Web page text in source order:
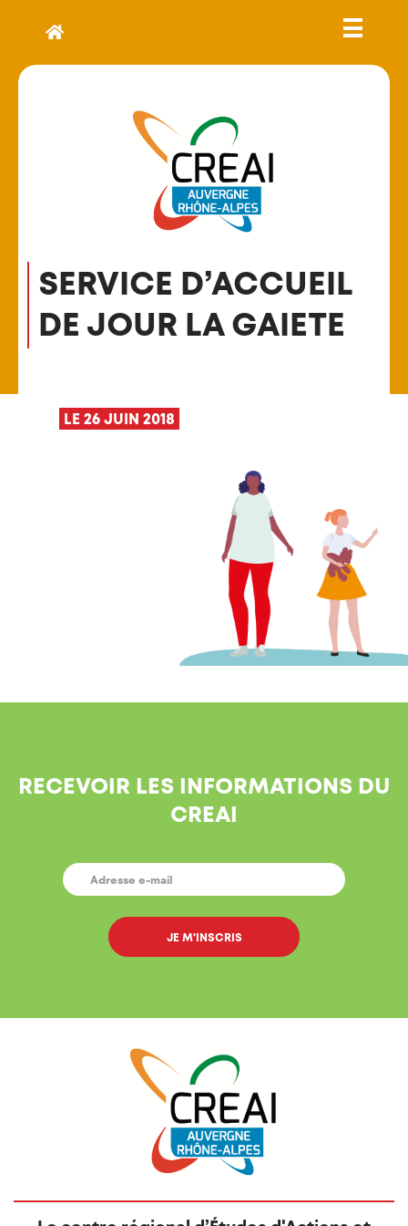
SERVICE D’ACCUEIL
DE JOUR LA GAIETE
LE 26 JUIN 2018
RECEVOIR LES INFORMATIONS DU
CREAI
E-
MAIL *